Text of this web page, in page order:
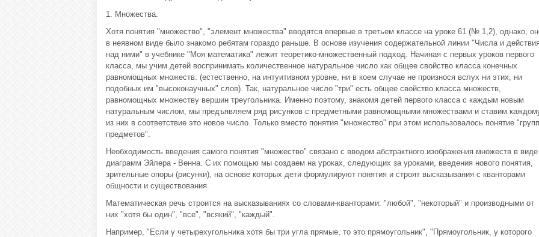
1. Множества.
Хотя понятия "множество", "элемент множества" вводятся впервые в третьем классе на уроке 61 (№ 1,2), однако,
в неявном виде было знакомо ребятам гораздо раньше. В основе изучения содержательной линии "Числа и
над ними" в учебнике "Моя математика" лежит теоретико-множественный подход. Начиная с первых уроков первого
класса, мы учим детей воспринимать количественное натуральное число как общее свойство класса конечных
равномощных множеств: (естественно, на интуитивном уровне, ни в коем случае не произнося вслух ни этих, ни
подобных им "высоконаучных" слов). Так, натуральное число "три" есть общее свойство класса множеств,
равномощных множеству вершин треугольника. Именно поэтому, знакомя детей первого класса с каждым новым
натуральным числом, мы предъявляем ряд рисунков с предметными равномощными множествами и ставим
из них в соответствие это новое число. Только вместо понятия "множество" при этом использовалось понятие
предметов".
Необходимость введения самого понятия "множество" связано с вводом абстрактного изображения множеств в виде
диаграмм Эйлера - Венна. С их помощью мы создаем на уроках, следующих за уроками, введения нового понятия,
зрительные опоры (рисунки), на основе которых дети формулируют понятия и строят высказывания с кванторами
общности и существования.
Математическая речь строится на высказываниях со словами-кванторами: "любой", "некоторый" и производными от
них "хотя бы один", "все", "всякий", "каждый".
Например, "Если у четырехугольника хотя бы три угла прямые, то это прямоугольник", "Прямоугольник, у которого